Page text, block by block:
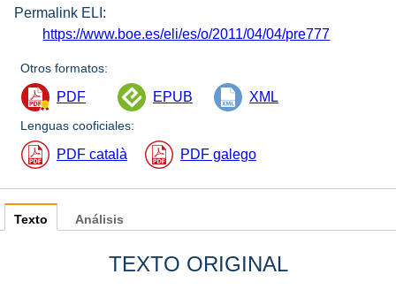
Permalink ELI:
https://www.boe.es/eli/es/o/2011/04/04/pre777
Otros formatos:
PDF EPUB XML
Lenguas cooficiales:
PDF català PDF galego
Texto
TEXTO ORIGINAL
Análisis